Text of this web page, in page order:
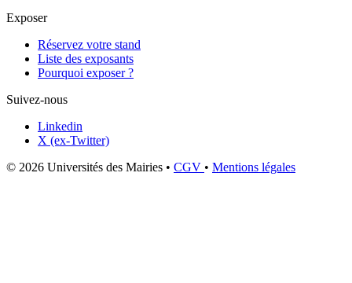
Exposer
Réservez votre stand
Liste des exposants
Pourquoi exposer ?
Suivez-nous
Linkedin
X (ex-Twitter)
© 2026 Universités des Mairies • CGV • Mentions légales